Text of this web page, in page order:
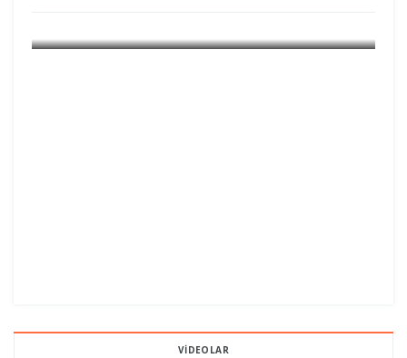
VIDEOLAR